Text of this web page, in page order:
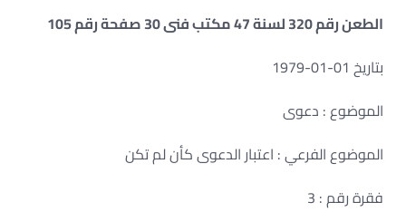
الطعن رقم 320 لسنة 47 مكتب فنى 30 صفحة رقم 105
بتاريخ 01-01-1979
الموضوع : دعوى
الموضوع الفرعي : اعتبار الدعوى كأن لم تكن
فقرة رقم : 3